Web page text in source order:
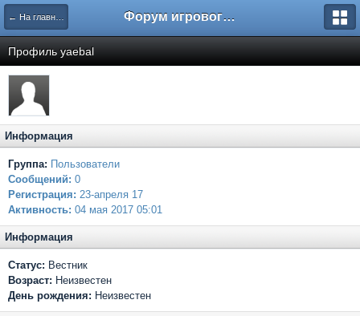
← На главную Форум игрового проекта Riverrise
Профиль yaebal
Информация
Группа: Пользователи
Сообщений: 0
Регистрация: 23-апреля 17
Активность: 04 мая 2017 05:01
Информация
Статус: Вестник
Возраст: Неизвестен
День рождения: Неизвестен